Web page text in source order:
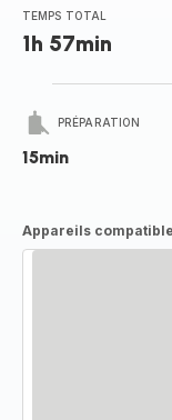
TEMPS TOTAL
1h 57min
PRÉPARATION
15min
Appareils